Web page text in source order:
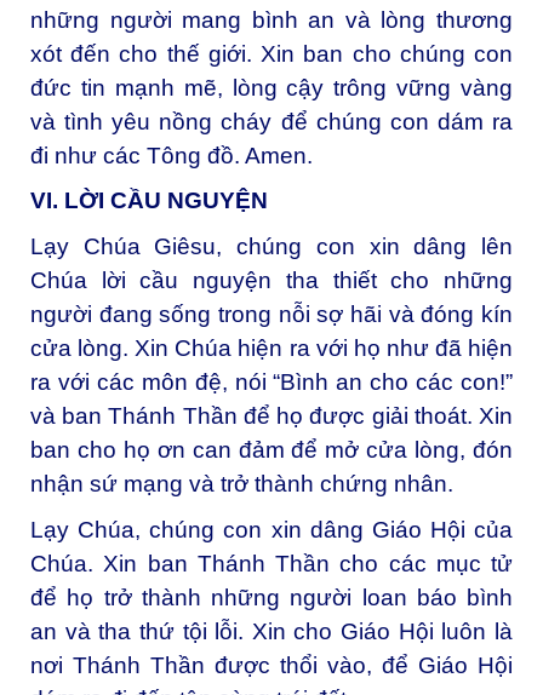
những người mang bình an và lòng thương
xót đến cho thế giới. Xin ban cho chúng con
đức tin mạnh mẽ, lòng cậy trông vững vàng
và tình yêu nồng cháy để chúng con dám ra
đi như các Tông đồ. Amen.
VI. LỜI CẦU NGUYỆN
Lạy Chúa Giêsu, chúng con xin dâng lên
Chúa lời cầu nguyện tha thiết cho những
người đang sống trong nỗi sợ hãi và đóng kín
cửa lòng. Xin Chúa hiện ra với họ như đã hiện
ra với các môn đệ, nói “Bình an cho các con!”
và ban Thánh Thần để họ được giải thoát. Xin
ban cho họ ơn can đảm để mở cửa lòng, đón
nhận sứ mạng và trở thành chứng nhân.
Lạy Chúa, chúng con xin dâng Giáo Hội của
Chúa. Xin ban Thánh Thần cho các mục tử
để họ trở thành những người loan báo bình
an và tha thứ tội lỗi. Xin cho Giáo Hội luôn là
nơi Thánh Thần được thổi vào, để Giáo Hội